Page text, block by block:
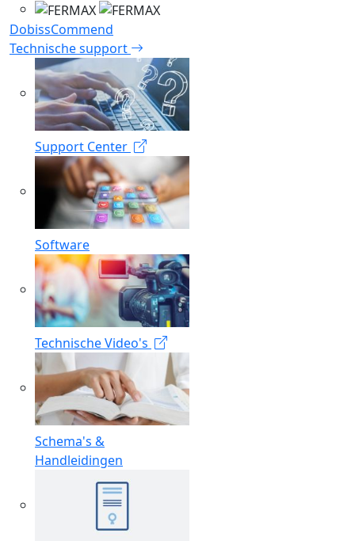
DobissCommend
Technische support
Support Center
Software
Technische Video's
Schema's &
Handleidingen